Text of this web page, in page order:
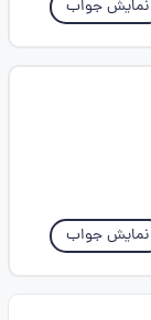
نمایش جواب
نمایش جواب